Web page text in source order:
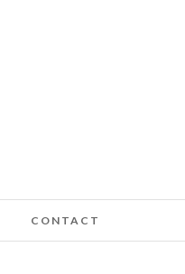
CONTACT